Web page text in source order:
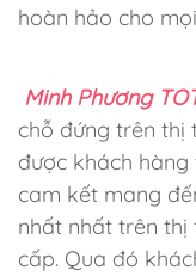
hoàn hảo cho
Minh Phương
chỗ đứng trên thị
được khách hàng
cam kết mang
nhất nhất trên thị
cấp. Qua đó